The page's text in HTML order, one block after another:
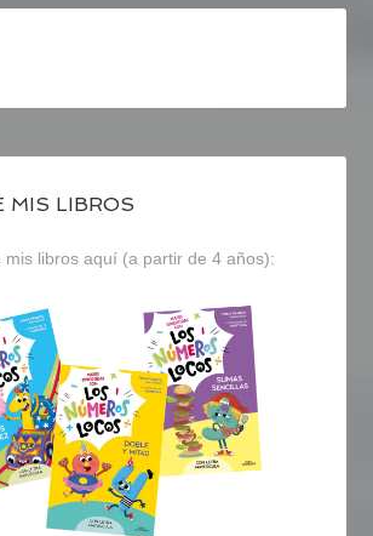
MIS LIBROS
mis libros aquí (a partir de 4 años):